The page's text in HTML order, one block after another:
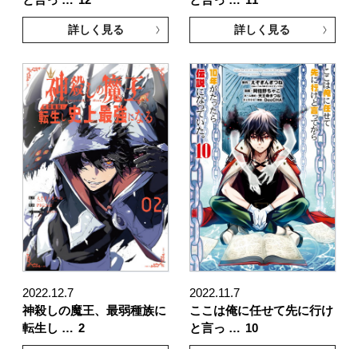
詳しく見る 詳しく見る
2022.12.7
神殺しの魔王、最弱種族に
転生し … 2
2022.11.7
ここは俺に任せて先に行け
と言っ … 10